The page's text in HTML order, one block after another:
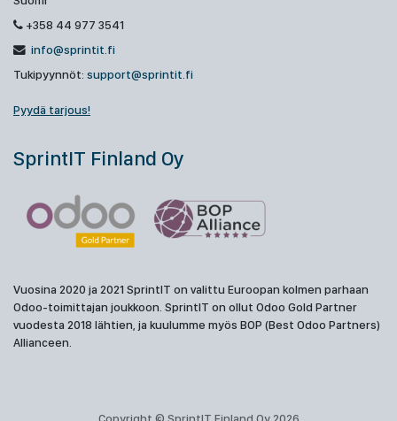
+358 44 977 3541
info@sprintit.fi
Tukipyynnöt: support@sprintit.fi
Pyydä tarjous!
SprintIT Finland Oy
Vuosina 2020 ja 2021 SprintIT on valittu Euroopan kolmen parhaan
Odoo-toimittajan joukkoon. SprintIT on ollut Odoo Gold Partner
vuodesta 2018 lähtien, ja kuulumme myös BOP (Best Odoo Partners)
Allianceen.
Copyright © SprintIT Finland Oy 2026